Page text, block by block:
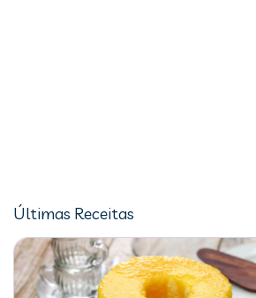
Últimas Receitas